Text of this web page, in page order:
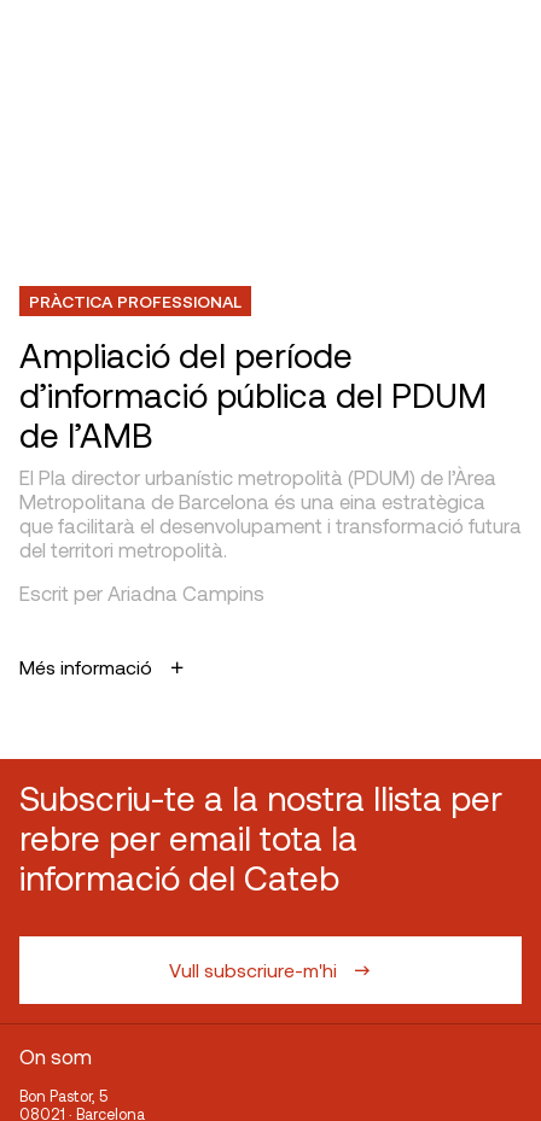
PRÀCTICA PROFESSIONAL
Ampliació del període
d’informació pública del PDUM
de l’AMB
El Pla director urbanístic metropolità (PDUM) de l’Àrea
Metropolitana de Barcelona és una eina estratègica
que facilitarà el desenvolupament i transformació futura
del territori metropolità.
Escrit per Ariadna Campins
Més informació
Subscriu-te a la nostra llista per
rebre per email tota la
informació del Cateb
Vull subscriure-m'hi
On som
Bon Pastor, 5
08021 · Barcelona